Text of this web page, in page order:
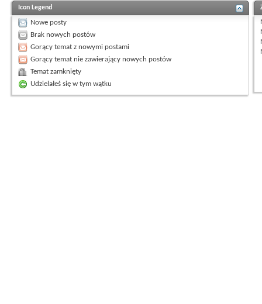
Icon Legend
Nowe posty
Brak nowych postów
Gorący temat z nowymi postami
Gorący temat nie zawierający nowych postów
Temat zamknięty
Udzielałeś się w tym wątku